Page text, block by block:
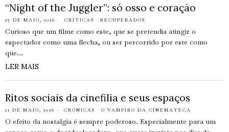
“Night of the Juggler”: só osso e coração
27 DE MAIO, 2026 CRÍTICAS · RECUPERADOS
Curioso que um filme como este, que se pretendia atingir o
espectador como uma flecha, ou ser percorrido por este como
que…
LER MAIS
Ritos sociais da cinefilia e seus espaços
11 DE MAIO, 2026 CRÓNICAS · O VAMPIRO DA CINEMATECA
O efeito da nostalgia é sempre poderoso. Especialmente para um